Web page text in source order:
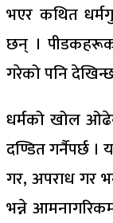
भएर कथित
छन् ।
गरेको पनि
धर्मको खोल
दण्डित गर्नैपर्छ
गर, अपराध गर
भन्ने